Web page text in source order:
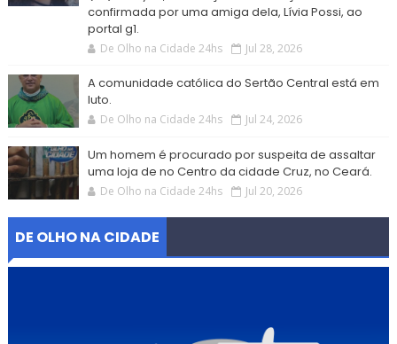
confirmada por uma amiga dela, Lívia Possi, ao
portal g1.
De Olho na Cidade 24hs Jul 28, 2026
A comunidade católica do Sertão Central está em
luto.
De Olho na Cidade 24hs Jul 24, 2026
Um homem é procurado por suspeita de assaltar
uma loja de no Centro da cidade Cruz, no Ceará.
De Olho na Cidade 24hs Jul 20, 2026
DE OLHO NA CIDADE